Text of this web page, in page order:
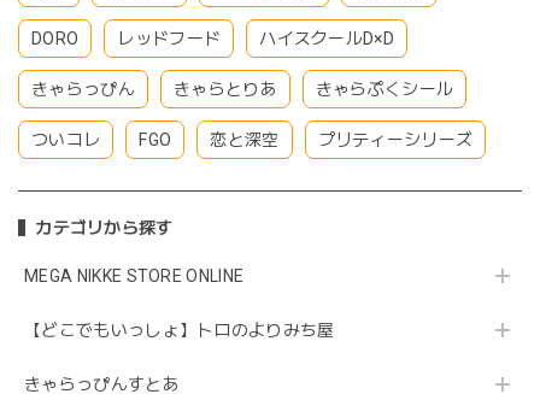
DORO レッドフード ハイスクールD×D
きゃらっぴん きゃらとりあ きゃらぷくシール
ついコレ FGO 恋と深空 プリティーシリーズ
カテゴリから探す
MEGA NIKKE STORE ONLINE
【どこでもいっしょ】トロのよりみち屋
きゃらっぴんすとあ